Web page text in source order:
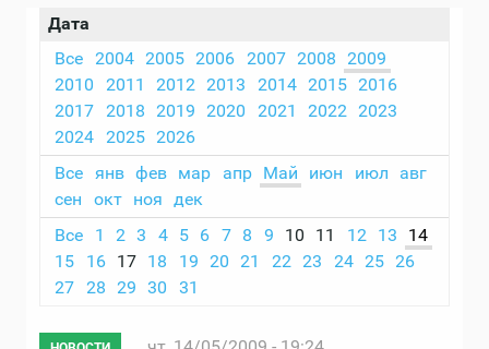
Дата
Все
2004 2005 2006 2007 2008
2009
2010
2011 2012 2013 2014 2015 2016
2017
2018 2019 2020 2021 2022 2023
2024
2025
2026
Все янв фев мар апр Май июн июл
авг
сен
окт ноя дек
Все
1 2 3 4 5 6 7 8 9 10 11 12 13
14
15
16 17 18 19 20 21 22 23 24 25 26
27
28 29 30 31